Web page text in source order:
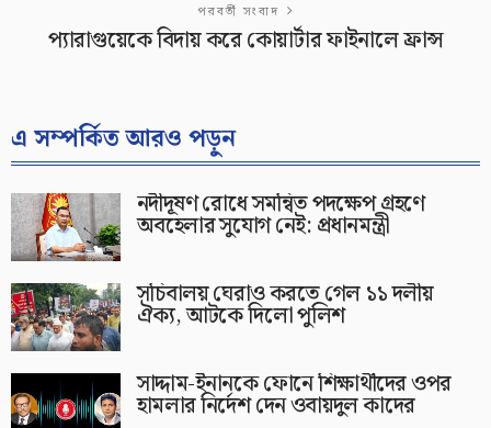
পরবর্তী সংবাদ
প্যারাগুয়েকে বিদায় করে কোয়ার্টার ফাইনালে ফ্রান্স
এ সম্পর্কিত আরও পড়ুন
নদীদূষণ রোধে সমন্বিত পদক্ষেপ গ্রহণে
অবহেলার সুযোগ নেই: প্রধানমন্ত্রী
সচিবালয় ঘেরাও করতে গেল ১১ দলীয়
ঐক্য, আটকে দিলো পুলিশ
সাদ্দাম-ইনানকে ফোনে শিক্ষার্থীদের ওপর
হামলার নির্দেশ দেন ওবায়দুল কাদের